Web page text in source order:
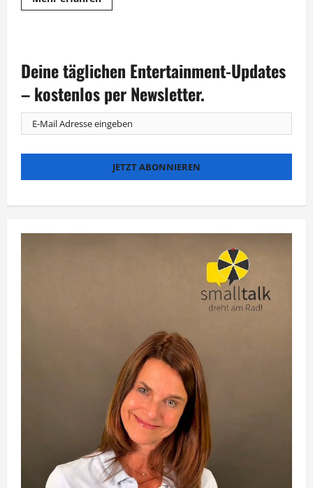
Informationen
Zu
viele
machen
ihren
Job
ohne
Liebe
zum
Deine täglichen Entertainment-Updates
– kostenlos per Newsletter.